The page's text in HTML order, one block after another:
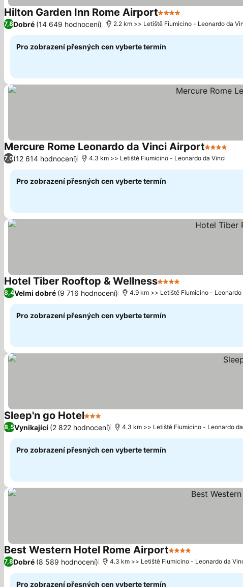
Hilton Garden Inn Rome Airport4 Počet hvězdiček
7,8Dobré (14 649 hodnocení) 2.2 km >> Letiště Fiumicino - Leonardo da
Pro zobrazení přesných cen vyberte termín
Mercure Rome Leonardo da Vinci Airport4 Počet
7,0(12 614 hodnocení) 4.3 km >> Letiště Fiumicino - Leonardo da Vinci
Pro zobrazení přesných cen vyberte termín
Hotel Tiber Rooftop & Wellness4 Počet hvězdiček
8,4Velmi dobré (9 716 hodnocení) 4.9 km >> Letiště Fiumicino - Leonardo
Pro zobrazení přesných cen vyberte termín
Sleep'n go Hotel3 Počet hvězdiček
Ukázat ceny
8,5Vynikající (2 822 hodnocení) 4.3 km >> Letiště Fiumicino - Leonardo
Pro zobrazení přesných cen vyberte termín
Best Western Hotel Rome Airport4 Počet hvězdiček
7,8Dobré (8 589 hodnocení) 4.3 km >> Letiště Fiumicino - Leonardo da
Pro zobrazení přesných cen vyberte termín